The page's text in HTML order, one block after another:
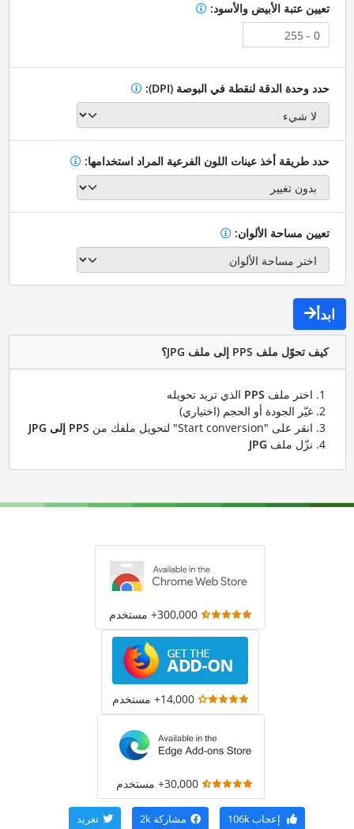
تعيين عتبة الأبيض والأسود:
حدد وحدة الدقة لنقطة في البوصة (DPI):
حدد طريقة أخذ عينات اللون الفرعية المراد استخدامها:
تعيين مساحة الألوان:
ابدأ
كيف تحوّل ملف PPS إلى ملف JPG؟
اختر ملف PPSالذي تريد تحويله
غيّر الجودة أو الحجم (اختياري)
انقر على "Start conversion" لتحويل ملفك من
PPS إلى JPG
نزّل ملف JPG
300,000+ مستخدم
14,000+ مستخدم
30,000+ مستخدم
إعجاب106k مشاركة 2k تغريد